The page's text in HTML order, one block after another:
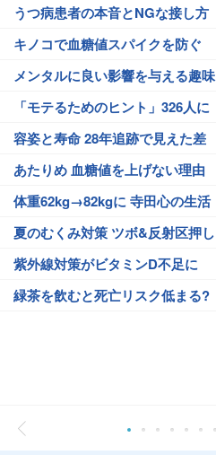
うつ病患者の本音とNGな接し方
キノコで血糖値スパイクを防ぐ
メンタルに良い影響を与える趣味
「モテるためのヒント」326人に
容姿と寿命 28年追跡で見えた差
あたりめ 血糖値を上げない理由
体重62kg→82kgに 寺田心の生活
夏のむくみ対策 ツボ&反射区押し
紫外線対策がビタミンD不足に
緑茶を飲むと死亡リスク低まる?